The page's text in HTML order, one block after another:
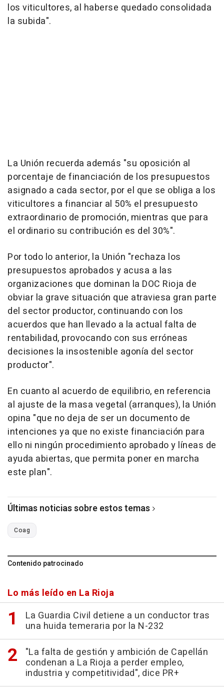
los viticultores, al haberse quedado consolidada
la subida".
La Unión recuerda además "su oposición al
porcentaje de financiación de los presupuestos
asignado a cada sector, por el que se obliga a los
viticultores a financiar al 50% el presupuesto
extraordinario de promoción, mientras que para
el ordinario su contribución es del 30%".
Por todo lo anterior, la Unión "rechaza los
presupuestos aprobados y acusa a las
organizaciones que dominan la DOC Rioja de
obviar la grave situación que atraviesa gran parte
del sector productor, continuando con los
acuerdos que han llevado a la actual falta de
rentabilidad, provocando con sus erróneas
decisiones la insostenible agonía del sector
productor".
En cuanto al acuerdo de equilibrio, en referencia
al ajuste de la masa vegetal (arranques), la Unión
opina "que no deja de ser un documento de
intenciones ya que no existe financiación para
ello ni ningún procedimiento aprobado y líneas de
ayuda abiertas, que permita poner en marcha
este plan".
Últimas noticias sobre estos temas
Coag
Contenido patrocinado
Lo más leído en La Rioja
La Guardia Civil detiene a un conductor tras
una huida temeraria por la N-232
"La falta de gestión y ambición de Capellán
condenan a La Rioja a perder empleo,
industria y competitividad", dice PR+